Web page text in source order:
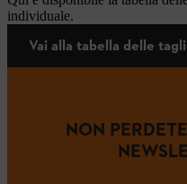
individuale.
Vai alla tabella delle
NON